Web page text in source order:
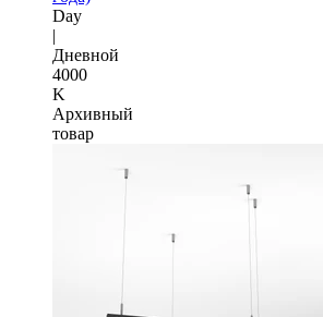
Day
|
Дневной
4000
K
Архивный
товар